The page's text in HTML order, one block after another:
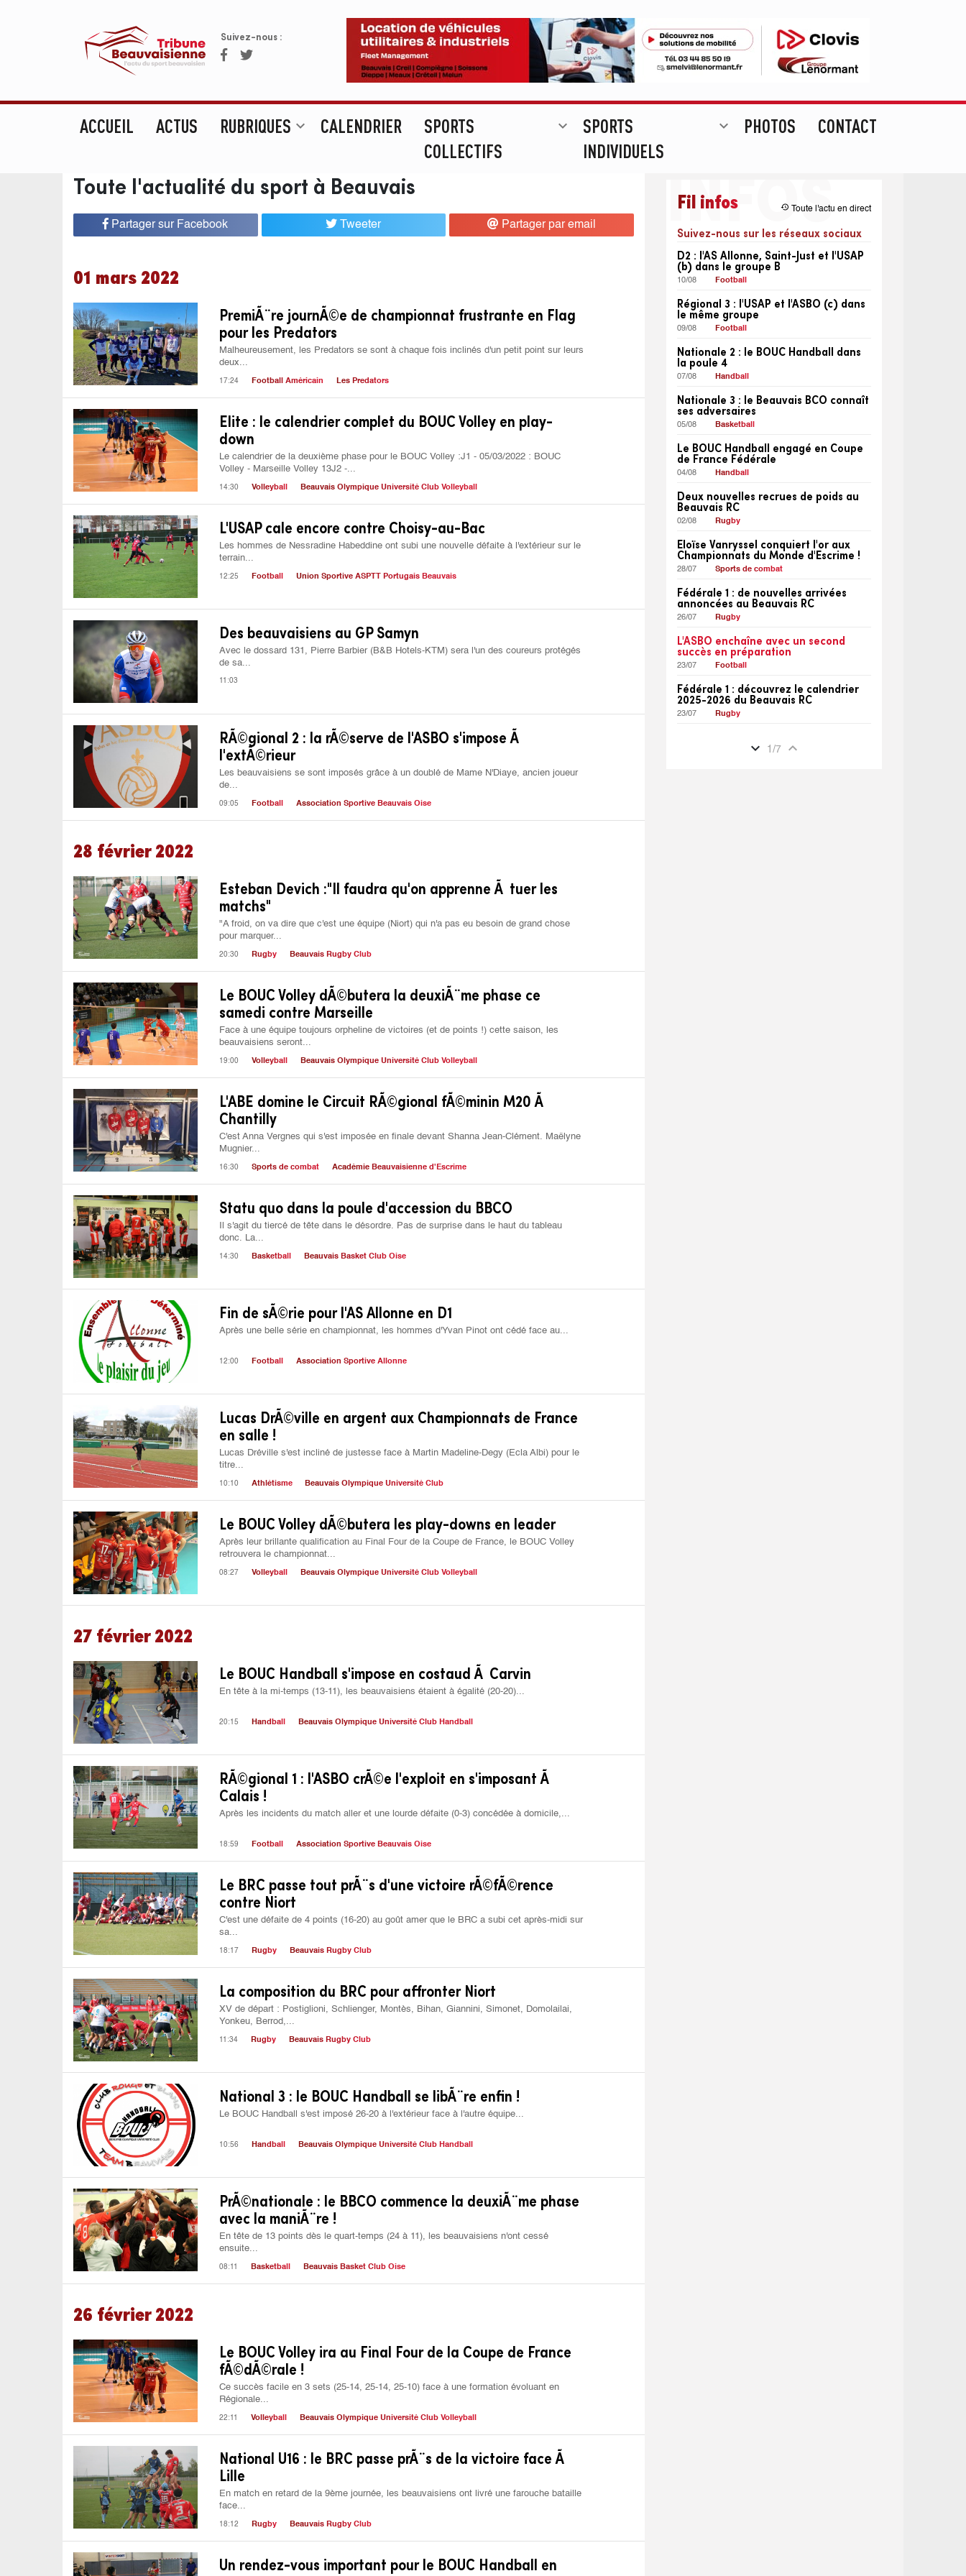
Suivez-nous :
ACCUEIL ACTUS RUBRIQUES expand_more CALENDRIER
SPORTS
COLLECTIFS
expand_more
SPORTS
INDIVIDUELS
expand_more PHOTOS CONTACT
Toute l'actualité du sport à Beauvais
Partager sur Facebook Tweeter Partager par email
01 mars 2022
PremiÃ¨re journÃ©e de championnat frustrante en Flag
pour les Predators
Malheureusement, les Predators se sont à chaque fois inclinés d'un petit point sur leurs
deux...
17:24 Football Américain Les Predators
Elite : le calendrier complet du BOUC Volley en play-
down
Le calendrier de la deuxième phase pour le BOUC Volley :J1 - 05/03/2022 : BOUC
Volley - Marseille Volley 13J2 -...
14:30 Volleyball Beauvais Olympique Université Club Volleyball
L'USAP cale encore contre Choisy-au-Bac
Les hommes de Nessradine Habeddine ont subi une nouvelle défaite à l'extérieur sur le
terrain...
12:25 Football Union Sportive ASPTT Portugais Beauvais
Des beauvaisiens au GP Samyn
Avec le dossard 131, Pierre Barbier (B&B Hotels-KTM) sera l'un des coureurs protégés
de sa...
11:03
RÃ©gional 2 : la rÃ©serve de l'ASBO s'impose Ã
l'extÃ©rieur
Les beauvaisiens se sont imposés grâce à un doublé de Mame N'Diaye, ancien joueur
de...
09:05 Football Association Sportive Beauvais Oise
28 février 2022
Esteban Devich :"Il faudra qu'on apprenne Ã tuer les
matchs"
"A froid, on va dire que c'est une équipe (Niort) qui n'a pas eu besoin de grand chose
pour marquer...
20:30 Rugby Beauvais Rugby Club
Le BOUC Volley dÃ©butera la deuxiÃ¨me phase ce
samedi contre Marseille
Face à une équipe toujours orpheline de victoires (et de points !) cette saison, les
beauvaisiens seront...
19:00 Volleyball Beauvais Olympique Université Club Volleyball
L'ABE domine le Circuit RÃ©gional fÃ©minin M20 Ã
Chantilly
C'est Anna Vergnes qui s'est imposée en finale devant Shanna Jean-Clément. Maëlyne
Mugnier...
16:30 Sports de combat Académie Beauvaisienne d'Escrime
Statu quo dans la poule d'accession du BBCO
Il s'agit du tiercé de tête dans le désordre. Pas de surprise dans le haut du tableau
donc. La...
14:30 Basketball Beauvais Basket Club Oise
Fin de sÃ©rie pour l'AS Allonne en D1
Après une belle série en championnat, les hommes d'Yvan Pinot ont cédé face au...
12:00 Football Association Sportive Allonne
Lucas DrÃ©ville en argent aux Championnats de France
en salle !
Lucas Dréville s'est incliné de justesse face à Martin Madeline-Degy (Ecla Albi) pour le
titre...
10:10 Athlétisme Beauvais Olympique Université Club
Le BOUC Volley dÃ©butera les play-downs en leader
Après leur brillante qualification au Final Four de la Coupe de France, le BOUC Volley
retrouvera le championnat...
08:27 Volleyball Beauvais Olympique Université Club Volleyball
27 février 2022
Le BOUC Handball s'impose en costaud Ã Carvin
En tête à la mi-temps (13-11), les beauvaisiens étaient à égalité (20-20)...
20:15 Handball Beauvais Olympique Université Club Handball
RÃ©gional 1 : l'ASBO crÃ©e l'exploit en s'imposant Ã
Calais !
Après les incidents du match aller et une lourde défaite (0-3) concédée à domicile,...
18:59 Football Association Sportive Beauvais Oise
Le BRC passe tout prÃ¨s d'une victoire rÃ©fÃ©rence
contre Niort
C'est une défaite de 4 points (16-20) au goût amer que le BRC a subi cet après-midi sur
sa...
18:17 Rugby Beauvais Rugby Club
La composition du BRC pour affronter Niort
XV de départ : Postiglioni, Schlienger, Montès, Bihan, Giannini, Simonet, Domolailai,
Yonkeu, Berrod,...
11:34 Rugby Beauvais Rugby Club
National 3 : le BOUC Handball se libÃ¨re enfin !
Le BOUC Handball s'est imposé 26-20 à l'extérieur face à l'autre équipe...
10:56 Handball Beauvais Olympique Université Club Handball
PrÃ©nationale : le BBCO commence la deuxiÃ¨me phase
avec la maniÃ¨re !
En tête de 13 points dès le quart-temps (24 à 11), les beauvaisiens n'ont cessé
ensuite...
08:11 Basketball Beauvais Basket Club Oise
26 février 2022
Le BOUC Volley ira au Final Four de la Coupe de France
fÃ©dÃ©rale !
Ce succès facile en 3 sets (25-14, 25-14, 25-10) face à une formation évoluant en
Régionale...
22:11 Volleyball Beauvais Olympique Université Club Volleyball
National U16 : le BRC passe prÃ¨s de la victoire face Ã
Lille
En match en retard de la 9ème journée, les beauvaisiens ont livré une farouche bataille
face...
18:12 Rugby Beauvais Rugby Club
Un rendez-vous important pour le BOUC Handball en
Fil infos restore Toute l'actu en direct
Suivez-nous sur les réseaux sociaux
D2 : l'AS Allonne, Saint-Just et l'USAP
(b) dans le groupe B
10/08 Football
Régional 3 : l'USAP et l'ASBO (c) dans
le même groupe
09/08 Football
Nationale 2 : le BOUC Handball dans
la poule 4
07/08 Handball
Nationale 3 : le Beauvais BCO connaît
ses adversaires
05/08 Basketball
Le BOUC Handball engagé en Coupe
de France Fédérale
04/08 Handball
Deux nouvelles recrues de poids au
Beauvais RC
02/08 Rugby
Eloïse Vanryssel conquiert l'or aux
Championnats du Monde d'Escrime !
28/07 Sports de combat
Fédérale 1 : de nouvelles arrivées
annoncées au Beauvais RC
26/07 Rugby
L'ASBO enchaîne avec un second
succès en préparation
23/07 Football
Fédérale 1 : découvrez le calendrier
2025-2026 du Beauvais RC
23/07 Rugby
expand_more 1 /7 expand_less